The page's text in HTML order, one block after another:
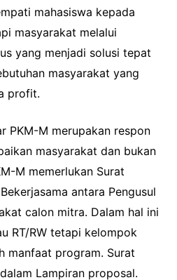
mahasiswa kepada
masyarakat melalui
yang menjadi solusi tepat
masyarakat yang
profit.
PKM-M merupakan respon
masyarakat dan bukan
M memerlukan Surat
antara Pengusul
calon mitra. Dalam hal ini
RT/RW tetapi kelompok
manfaat program. Surat
Lampiran proposal.